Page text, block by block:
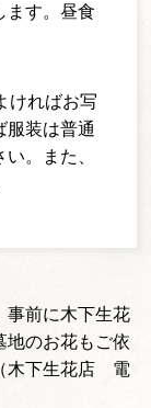
ます。昼食
ければお写
服装は普通
。また、
事前に木下生花
のお花もご依
木下生花店 電